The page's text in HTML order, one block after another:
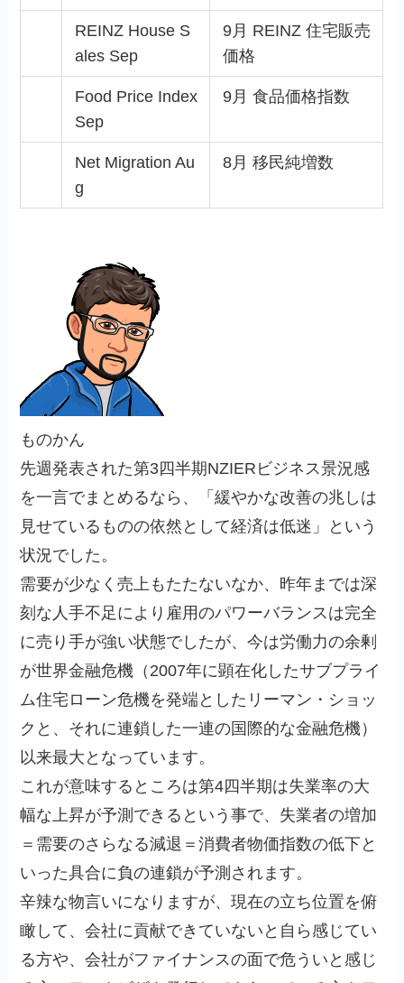
REINZ House S
ales Sep
9月 REINZ 住宅販売
価格
Food Price Index
Sep
9月 食品価格指数
Net Migration Au
g
8月 移民純増数
ものかん
先週発表された第3四半期NZIERビジネス景況感
を一言でまとめるなら、「緩やかな改善の兆しは
見せているものの依然として経済は低迷」という
状況でした。
需要が少なく売上もたたないなか、昨年までは深
刻な人手不足により雇用のパワーバランスは完全
に売り手が強い状態でしたが、今は労働力の余剰
が世界金融危機（2007年に顕在化したサブプライ
ム住宅ローン危機を発端としたリーマン・ショッ
クと、それに連鎖した一連の国際的な金融危機）
以来最大となっています。
これが意味するところは第4四半期は失業率の大
幅な上昇が予測できるという事で、失業者の増加
＝需要のさらなる減退＝消費者物価指数の低下と
いった具合に負の連鎖が予測されます。
辛辣な物言いになりますが、現在の立ち位置を俯
瞰して、会社に貢献できていないと自ら感じてい
る方や、会社がファイナンスの面で危ういと感じ